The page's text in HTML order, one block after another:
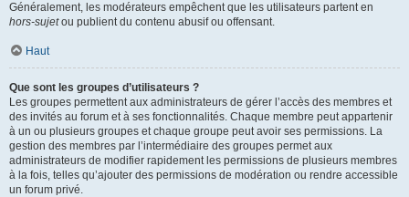
Généralement, les modérateurs empêchent que les utilisateurs partent en
hors-sujetou publient du contenu abusif ou offensant.
Haut
Que sont les groupes d’utilisateurs ?
Les groupes permettent aux administrateurs de gérer l’accès des membres et
des invités au forum et à ses fonctionnalités. Chaque membre peut appartenir
à un ou plusieurs groupes et chaque groupe peut avoir ses permissions. La
gestion des membres par l’intermédiaire des groupes permet aux
administrateurs de modifier rapidement les permissions de plusieurs membres
à la fois, telles qu’ajouter des permissions de modération ou rendre accessible
un forum privé.